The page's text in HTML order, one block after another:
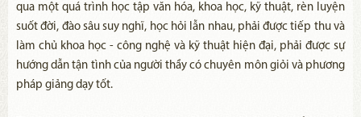
qua một quá trình học tập văn hóa, khoa học, kỹ thuật, rèn luyện
suốt đời, đào sâu suy nghĩ, học hỏi lẫn nhau, phải được tiếp thu và
làm chủ khoa học - công nghệ và kỹ thuật hiện đại, phải được sự
hướng dẫn tận tình của người thầy có chuyên môn giỏi và phương
pháp giảng dạy tốt.